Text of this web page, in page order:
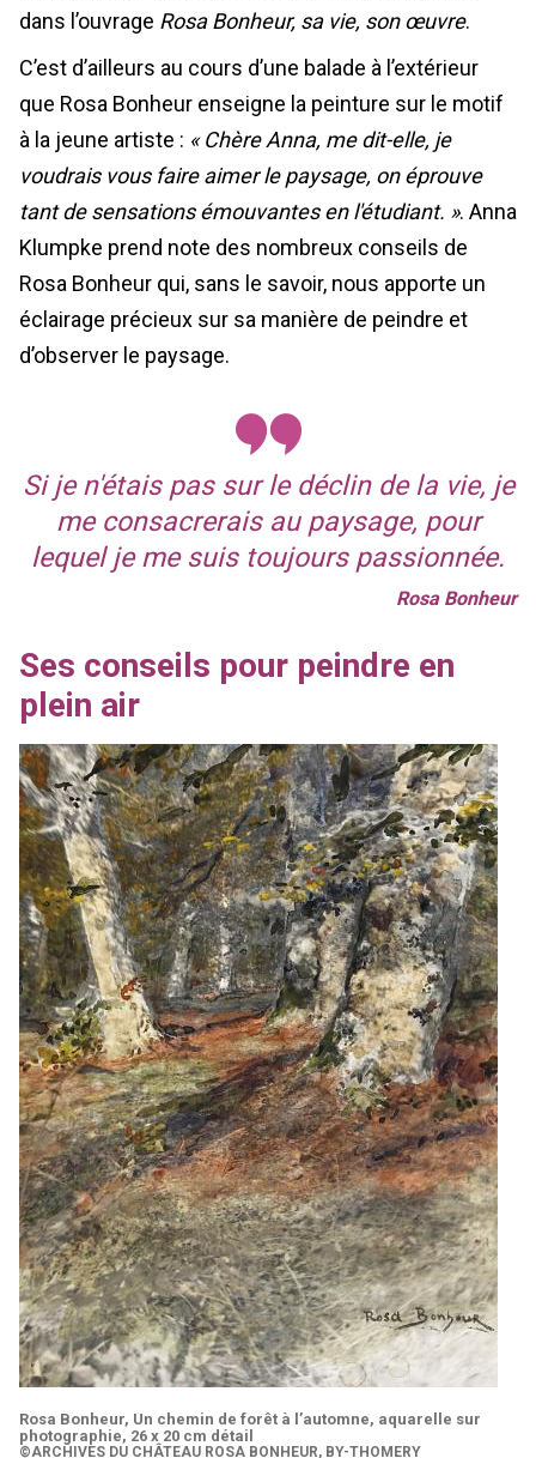
dans l’ouvrage Rosa Bonheur, sa vie, son œuvre.
C’est d’ailleurs au cours d’une balade à l’extérieur
que Rosa Bonheur enseigne la peinture sur le motif
à la jeune artiste : « Chère Anna, me dit-elle, je
voudrais vous faire aimer le paysage, on éprouve
tant de sensations émouvantes en l'étudiant. ». Anna
Klumpke prend note des nombreux conseils de
Rosa Bonheur qui, sans le savoir, nous apporte un
éclairage précieux sur sa manière de peindre et
d’observer le paysage.
Si je n'étais pas sur le déclin de la vie, je
me consacrerais au paysage, pour
lequel je me suis toujours passionnée.
Rosa Bonheur
Ses conseils pour peindre en
plein air
Rosa Bonheur, Un chemin de forêt à l’automne, aquarelle sur
photographie, 26 x 20 cm détail
©ARCHIVES DU CHÂTEAU ROSA BONHEUR, BY-THOMERY